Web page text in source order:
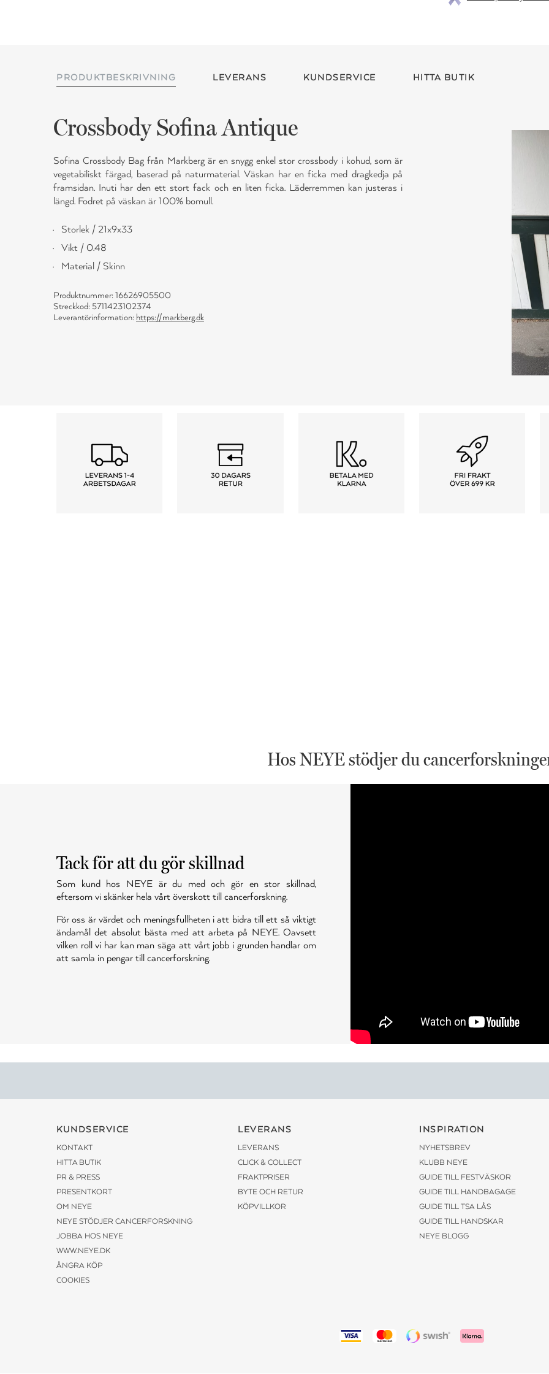
PRODUKTBESKRIVNING LEVERANS KUNDSERVICE HITTA BUTIK
Crossbody Sofina Antique
Sofina Crossbody Bag från Markberg är en snygg enkel stor crossbody i kohud, som är
vegetabiliskt färgad, baserad på naturmaterial. Väskan har en ficka med dragkedja på
framsidan. Inuti har den ett stort fack och en liten ficka. Läderremmen kan justeras i
längd. Fodret på väskan är 100% bomull.
Storlek / 21x9x33
Vikt / 0.48
Material / Skinn
Produktnummer: 16626905500
Streckkod: 5711423102374
Leverantörinformation: https://markberg.dk
Hos NEYE stödjer du
Tack för att du gör skillnad
Som kund hos NEYE är du med och gör en stor skillnad,
eftersom vi skänker hela vårt överskott till cancerforskning.
För oss är värdet och meningsfullheten i att bidra till ett så viktigt
ändamål det absolut bästa med att arbeta på NEYE. Oavsett
vilken roll vi har kan man säga att vårt jobb i grunden handlar om
att samla in pengar till cancerforskning.
KUNDSERVICE
KONTAKT
HITTA BUTIK
PR & PRESS
PRESENTKORT
OM NEYE
NEYE STÖDJER CANCERFORSKNING
JOBBA HOS NEYE
WWW.NEYE.DK
ÅNGRA KÖP
COOKIES
LEVERANS
LEVERANS
CLICK & COLLECT
FRAKTPRISER
BYTE OCH RETUR
KÖPVILLKOR
INSPIRATION
NYHETSBREV
KLUBB NEYE
GUIDE TILL FESTVÄSKOR
GUIDE TILL HANDBAGAGE
GUIDE TILL TSA LÅS
GUIDE TILL HANDSKAR
NEYE BLOGG